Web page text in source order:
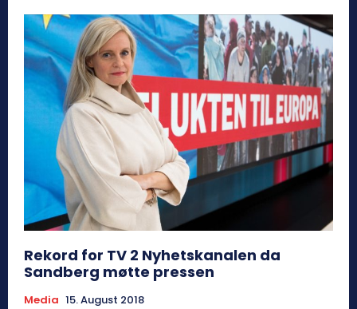
Rekord for TV 2 Nyhetskanalen da
Sandberg møtte pressen
Media 15. August 2018